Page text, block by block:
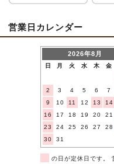
営業日カレンダー
2026年8月
日 月 火 水 木 金
2
3 4 5 6 7
9
10 11 12 13 14
16
17 18 19 20 21
23
24 25 26 27 28
30
31
の日が定休日です